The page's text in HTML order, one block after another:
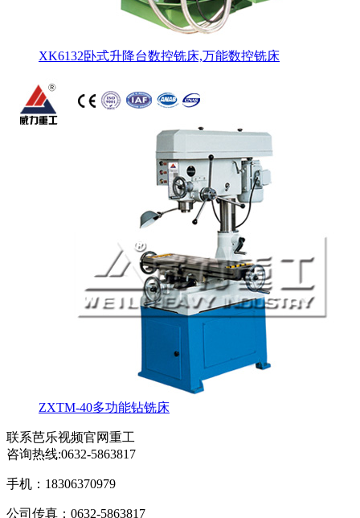
XK6132卧式升降台数控铣床,万能数控铣床
ZXTM-40多功能钻铣床
联系芭乐视频官网重工
咨询热线:0632-5863817
手机：18306370979
公司传真：0632-5863817